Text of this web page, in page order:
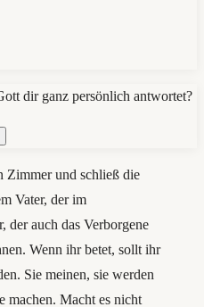
dir ganz persönlich antwortet?
Zimmer und schließ die
Vater, der im
der auch das Verborgene
Wenn ihr betet, sollt ihr
Sie meinen, sie werden
machen. Macht es nicht